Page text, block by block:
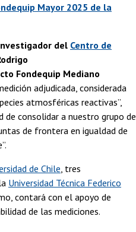
Mayor 2025 de la
del Centro de
Fondequip Mediano
adjudicada, considerada
atmosféricas reactivas”,
de consolidar a nuestro grupo de
de frontera en igualdad de
de Chile , tres
Universidad Técnica Federico
contará con el apoyo de
de las mediciones.